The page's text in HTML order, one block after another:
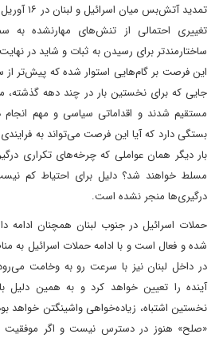
تمدید آتش‌بس
تغییری احتمالی از تنش‌های مهارنشده
ساختارمندتر برای رسیدن به ثبات و شاید در
این فرصت بر گام‌هایی استوار شده که پیش‌تر از
جایی که برای نخستین‌ بار در چند دهه گذشته،
مستقیم شدند و اقداماتی سیاسی و مهم انجام
بستگی دارد که آیا این فرصت می‌تواند به
بار دیگر همان عواملی که چرخه‌های تکراری
مسلط خواهند شد؟ دلیل برای احتیاط کم
درگیری‌ها منجر نشده است.
حملات اسرائیل در جنوب لبنان همچنان ادامه
شده و فعال است و با ادامه حملات اسرائیل به
در داخل لبنان نیز با سرعت رو به وخامت
آینده را تعیین خواهد کرد و به همین دلیل
نخستین اشتباه، زیاده‌خواهی واشینگتن خواهد
«صلح» هنوز در دسترس نیست و اگر موفقیت